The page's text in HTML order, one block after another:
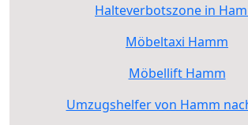
Halteverbotszone in
Möbeltaxi Hamm
Möbellift Hamm
Umzugshelfer von Hamm